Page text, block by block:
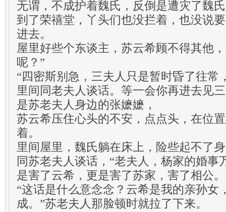
无谓，不成护着魏氏，反倒是遭灾了魏
到了荣禧堂，丫头们也没拦着，也没说
进去。
屋里好些个东谈主，苏云希顾不得其他
呢？”
“四密斯别急，三夫人只是暂时昏了往常
里间同老夫人谈话。等一会你再进去见
是苏老夫人身边的张嬷嬷，
苏云希压住心头的不安，点点头，在位
着。
里间屋里，魏氏躺在床上，险些起不了
同苏老夫人谈话，“老夫人，杨家的婚事
是害了云希，更是害了苏家，害了相公
“这话是什么意念念？云希是我的亲孙女
成。”苏老夫人那脸顿时就拉了下来。